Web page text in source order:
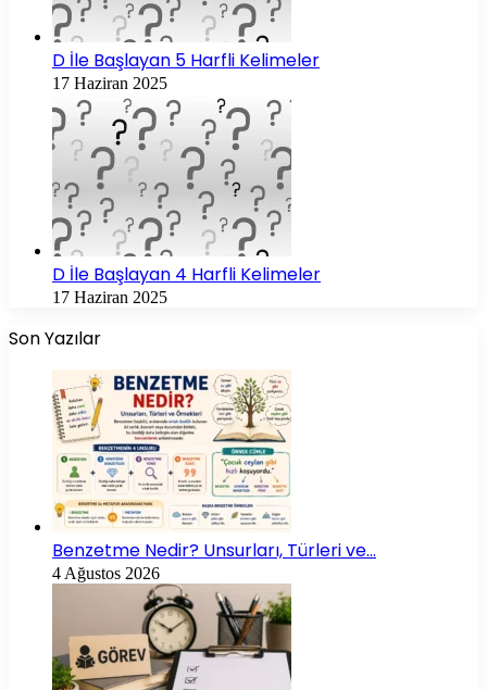
D İle Başlayan 5 Harfli Kelimeler
17 Haziran 2025
D İle Başlayan 4 Harfli Kelimeler
17 Haziran 2025
Son Yazılar
Benzetme Nedir? Unsurları, Türleri ve…
4 Ağustos 2026